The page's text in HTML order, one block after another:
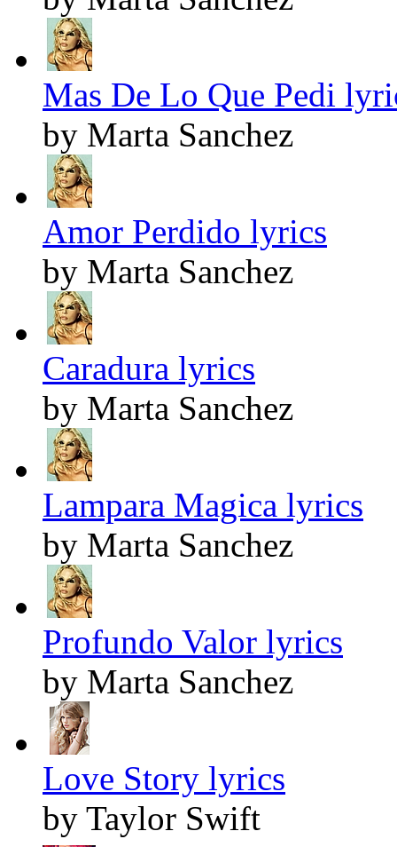
Mas De Lo Que Pedi
by Marta Sanchez
Amor Perdido lyrics
by Marta Sanchez
Caradura lyrics
by Marta Sanchez
Lampara Magica lyrics
by Marta Sanchez
Profundo Valor lyrics
by Marta Sanchez
Love Story lyrics
by Taylor Swift